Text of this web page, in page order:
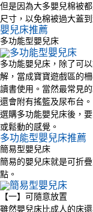
但是因為大多嬰兒棉被
尺寸，以免棉被過大蓋
嬰兒床推薦
多功能型嬰兒床
多功能嬰兒床，除了可
解，當成寶寶遊戲區的
讀書使用。當然最常見
還會附有搖籃及尿布台。
選購多功能嬰兒床後，
或鬆動的感覺。
多功能型嬰兒床推薦
簡易型嬰兒床
簡易的嬰兒床就是可折
點。
【一】可隨意放置
雖然嬰兒床比成人的床